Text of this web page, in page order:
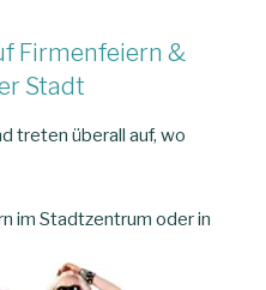
Firmenfeiern &
Stadt
treten überall auf, wo
im Stadtzentrum oder in